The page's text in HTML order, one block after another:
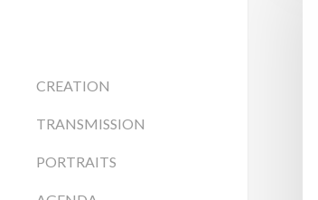
CREATION
TRANSMISSION
PORTRAITS